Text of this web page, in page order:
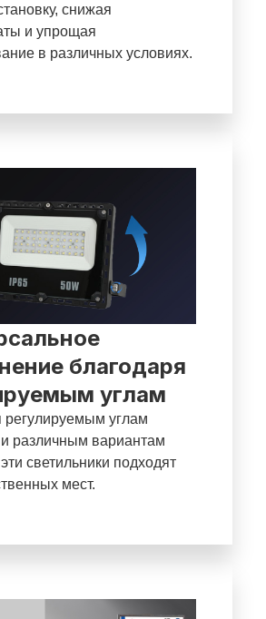
снижая
и упрощая
в различных условиях.
благодаря
углам
регулируемым углам
и различным вариантам
светильники подходят
мест.